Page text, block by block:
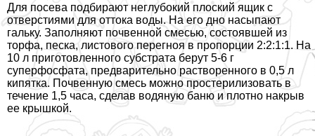
Для посева подбирают неглубокий плоский ящик с
отверстиями для оттока воды. На его дно насыпают
гальку. Заполняют почвенной смесью, состоявшей из
торфа, песка, листового перегноя в пропорции 2:2:1:1. На
10 л приготовленного субстрата берут 5-6 г
суперфосфата, предварительно растворенного в 0,5 л
кипятка. Почвенную смесь можно простерилизовать в
течение 1,5 часа, сделав водяную баню и плотно накрыв
ее крышкой.